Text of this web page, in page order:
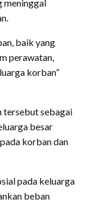
meninggal
baik yang
perawatan,
korban”
tersebut sebagai
besar
korban dan
pada keluarga
beban